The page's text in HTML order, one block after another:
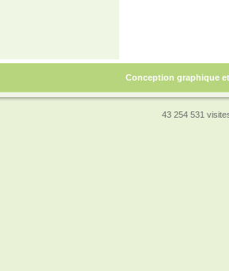
Conception graphique
43 254 531